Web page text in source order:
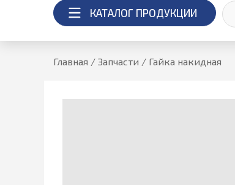
КАТАЛОГ ПРОДУКЦИИ
Главная / Запчасти / Гайка накидная